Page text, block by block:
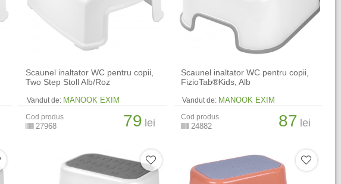
Scaunel inaltator WC pentru copii,
Two Step Stoll Alb/Roz
Vandut de: MANOOK EXIM
Cod produs
27968 79 lei
Scaunel inaltator WC pentru copii,
FizioTab®Kids, Alb
Vandut de: MANOOK EXIM
Cod produs
24882 87 lei